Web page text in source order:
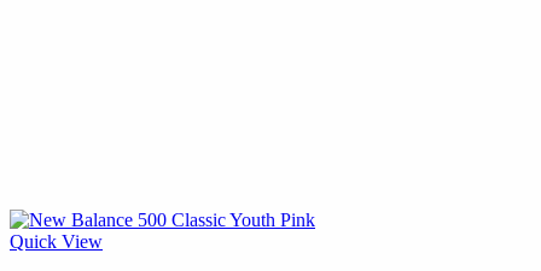
Quick View